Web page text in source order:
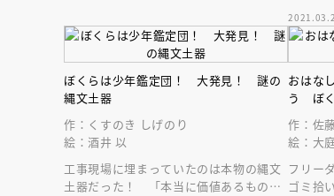
ぼくらは少年鑑定団！ 大発見！ 謎の
縄文土器
作：くすのき しげのり
絵：酒井 以
工事現場に埋まっていたのは本物の縄文
土器だった！ 「本当に価値あるもの」
おはな
う ぼ
作：佐
絵：大
フリー
ゴミ拾